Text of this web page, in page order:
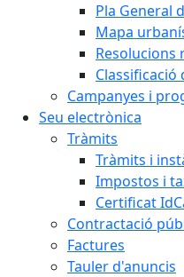
Pla General
Mapa
Resolucions
Campanyes i
Seu electrònica
Tràmits
Tràmits i
Impostos i
Certificat
Contractació
Factures
Tauler d'anuncis